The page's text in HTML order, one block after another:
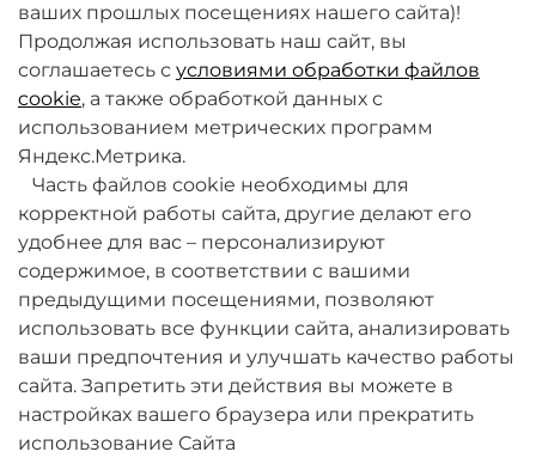
О компании
Товары и услуги
+7 (495) 789-38-95
09:00 - 18:00 (будни, по МСК)
ваших прошлых посещениях нашего сайта)!
Продолжая использовать наш сайт, вы
соглашаетесь с условиями обработки файлов
cookie, а также обработкой данных с
использованием метрических программ
Яндекс.Метрика.
Часть файлов cookie необходимы для
корректной работы сайта, другие делают его
удобнее для вас – персонализируют
содержимое, в соответствии с вашими
предыдущими посещениями, позволяют
использовать все функции сайта, анализировать
ваши предпочтения и улучшать качество работы
сайта. Запретить эти действия вы можете в
настройках вашего браузера или прекратить
использование Сайта